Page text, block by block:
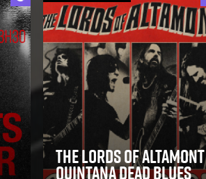
The Lords of Altamont
Quintana Dead Blues